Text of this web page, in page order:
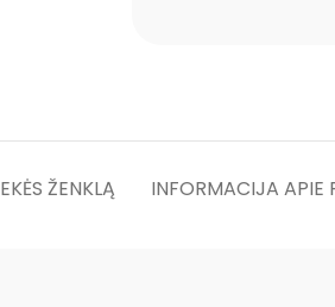
ŽENKLĄ INFORMACIJA APIE